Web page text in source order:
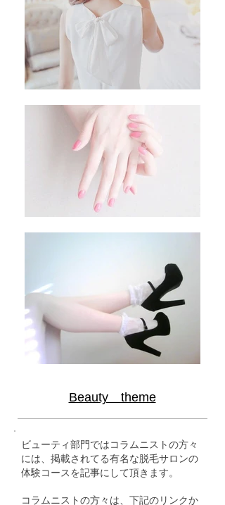
ビューティ部門ではコラムニストの方々
には、掲載されてる有名な脱毛サロンの
体験コースを記事にして頂きます。
コラムニストの方々は、下記のリンクか
Beauty theme